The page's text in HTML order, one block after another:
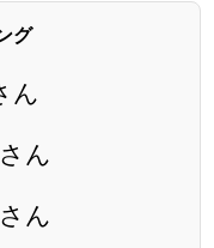
グ
ん
さん
さん